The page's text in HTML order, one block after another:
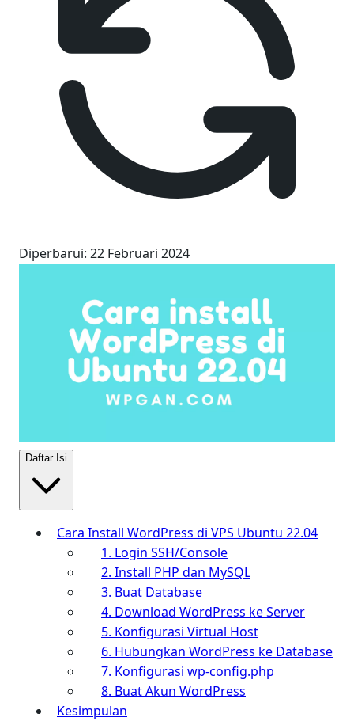
Diperbarui: 22 Februari 2024
Daftar Isi
Cara Install WordPress di VPS Ubuntu 22.04
1. Login SSH/Console
2. Install PHP dan MySQL
3. Buat Database
4. Download WordPress ke Server
5. Konfigurasi Virtual Host
6. Hubungkan WordPress ke Database
7. Konfigurasi wp-config.php
8. Buat Akun WordPress
Kesimpulan